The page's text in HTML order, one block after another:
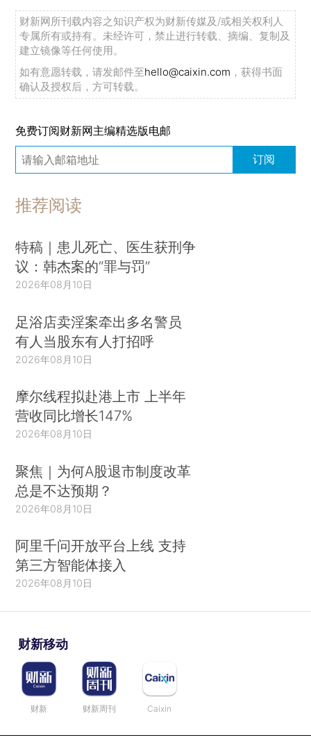
财新网所刊载内容之知识产权为财新传媒及/或相关权利人
专属所有或持有。未经许可，禁止进行转载、摘编、复制及
建立镜像等任何使用。
如有意愿转载，请发邮件至hello@caixin.com ，获得书面
确认及授权后，方可转载。
免费订阅财新网主编精选版电邮
订阅
推荐阅读
特稿｜患儿死亡、医生获刑争
议：韩杰案的“罪与罚”
2026年08月10日
足浴店卖淫案牵出多名警员
有人当股东有人打招呼
2026年08月10日
摩尔线程拟赴港上市 上半年
营收同比增长147%
2026年08月10日
聚焦｜为何A股退市制度改革
总是不达预期？
2026年08月10日
阿里千问开放平台上线 支持
第三方智能体接入
2026年08月10日
财新移动
财新 财新周刊 Caixin